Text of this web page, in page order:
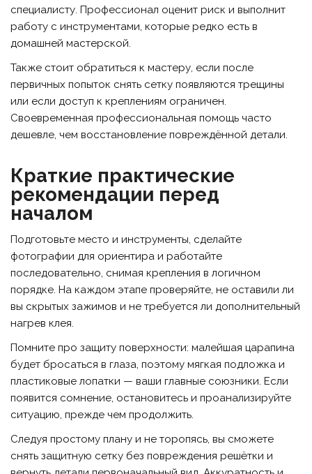
специалисту. Профессионал оценит риск и выполнит
работу с инструментами, которые редко есть в
домашней мастерской.
Также стоит обратиться к мастеру, если после
первичных попыток снять сетку появляются трещины
или если доступ к креплениям ограничен.
Своевременная профессиональная помощь часто
дешевле, чем восстановление повреждённой детали.
Краткие практические
рекомендации перед
началом
Подготовьте место и инструменты, сделайте
фотографии для ориентира и работайте
последовательно, снимая крепления в логичном
порядке. На каждом этапе проверяйте, не оставили ли
вы скрытых зажимов и не требуется ли дополнительный
нагрев клея.
Помните про защиту поверхности: малейшая царапина
будет бросаться в глаза, поэтому мягкая подложка и
пластиковые лопатки — ваши главные союзники. Если
появится сомнение, остановитесь и проанализируйте
ситуацию, прежде чем продолжить.
Следуя простому плану и не торопясь, вы сможете
снять защитную сетку без повреждения решётки и